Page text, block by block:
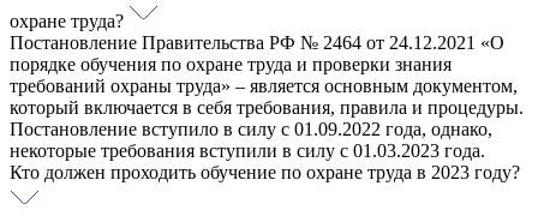
охране труда?
Постановление Правительства РФ № 2464 от 24.12.2021 «О
порядке обучения по охране труда и проверки знания
требований охраны труда» – является основным документом,
который включается в себя требования, правила и процедуры.
Постановление вступило в силу с 01.09.2022 года, однако,
некоторые требования вступили в силу с 01.03.2023 года.
Кто должен проходить обучение по охране труда в 2023 году?